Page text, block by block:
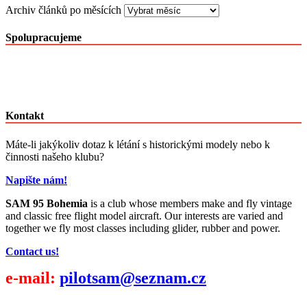
Archiv článků po měsících
Spolupracujeme
Kontakt
Máte-li jakýkoliv dotaz k létání s historickými modely nebo k
činnosti našeho klubu?
Napište nám!
SAM 95 Bohemia is a club whose members make and fly vintage
and classic free flight model aircraft. Our interests are varied and
together we fly most classes including glider, rubber and power.
Contact us!
e-mail: pilotsam@seznam.cz